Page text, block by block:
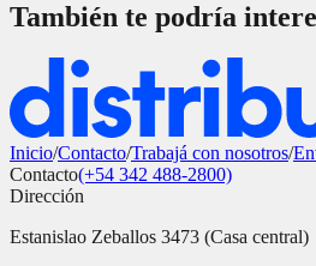
También te podría
Inicio/Contacto/Trabajá con nosotros/
Contacto(+54 342 488-2800)
Dirección
Estanislao Zeballos 3473 (Casa central)